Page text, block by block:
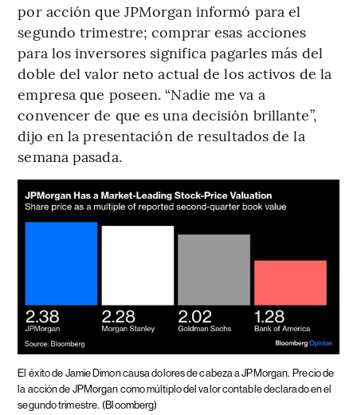
por acción que JPMorgan informó para el
segundo trimestre; comprar esas acciones
para los inversores significa pagarles más del
doble del valor neto actual de los activos de la
empresa que poseen. “Nadie me va a
convencer de que es una decisión brillante”,
dijo en la presentación de resultados de la
semana pasada.
El éxito de Jamie Dimon causa dolores de cabeza a JPMorgan. Precio de
la acción de JPMorgan como múltiplo del valor contable declarado en el
segundo trimestre. (Bloomberg)